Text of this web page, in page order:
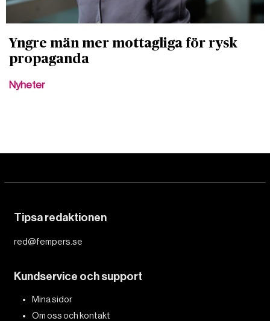
Yngre män mer mottagliga för rysk
propaganda
Nyheter
Tipsa redaktionen
red@fempers.se
Kundservice och support
Mina sidor
Om oss och kontakt